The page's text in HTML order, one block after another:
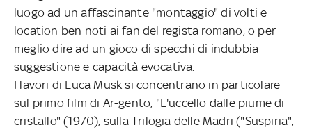
luogo ad un affascinante "montaggio" di volti e
location ben noti ai fan del regista romano, o per
meglio dire ad un gioco di specchi di indubbia
suggestione e capacità evocativa.
I lavori di Luca Musk si concentrano in particolare
sul primo film di Ar-gento, "L'uccello dalle piume di
cristallo" (1970), sulla Trilogia delle Madri ("Suspiria",